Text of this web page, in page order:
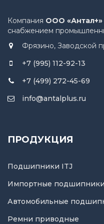
Компания ООО «Антал+»
снабжением
Фрязино, Заводской
+7 (995) 112-92-13
+7 (499) 272-45-69
info@antalplus.ru
ПРОДУКЦИЯ
Подшипники ITJ
Импортные подшипники
Автомобильные
Ремни приводные